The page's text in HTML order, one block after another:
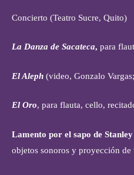
Concierto (Teatro Sucre, Quito)
La Danza de Sacateca, para
El Aleph (video, Gonzalo
El Oro, para flauta, cello,
Lamento por el sapo de
objetos sonoros y proyección de